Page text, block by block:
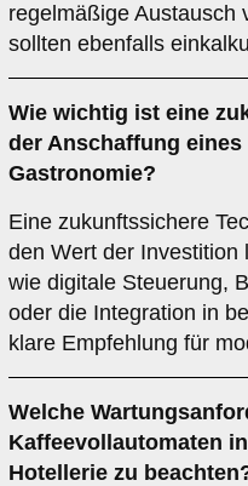
regelmäßige Austausch
sollten ebenfalls
Wie wichtig ist eine
der Anschaffung
Gastronomie?
Eine zukunftssichere
den Wert der Investition
wie digitale Steuerung,
oder die Integration in
klare Empfehlung für
Welche
Kaffeevollautomaten
Hotellerie zu